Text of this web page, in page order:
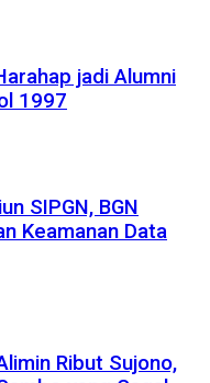
jadi Alumni
1997
SIPGN, BGN
Keamanan Data
Ribut Sujono,